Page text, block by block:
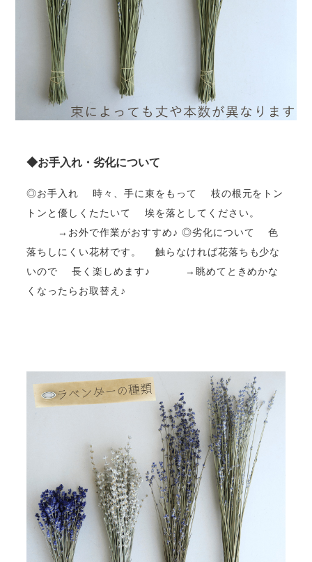
◆お手入れ・劣化について
◎お手入れ 時々、手に束をもって 枝の根元をトン
トンと優しくたたいて 埃を落としてください。
→お外で作業がおすすめ♪ ◎劣化について 色
落ちしにくい花材です。 触らなければ花落ちも少な
いので 長く楽しめます♪ →眺めてときめかな
くなったらお取替え♪